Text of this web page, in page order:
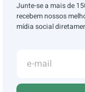
Junte-se a mais de
recebem nossos
mídia social